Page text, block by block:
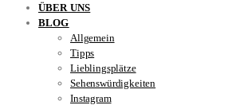
ÜBER UNS
BLOG
Allgemein
Tipps
Lieblingsplätze
Sehenswürdigkeiten
Instagram